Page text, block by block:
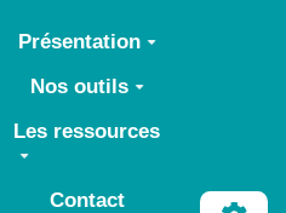
Présentation
Nos outils
Les ressources
Contact